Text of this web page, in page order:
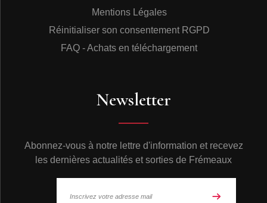
Mentions Légales
Réinitialiser son consentement RGPD
FAQ - Achats en téléchargement
Newsletter
Abonnez-vous à notre lettre d'information et recevez
les dernières actualités et sorties de Frémeaux